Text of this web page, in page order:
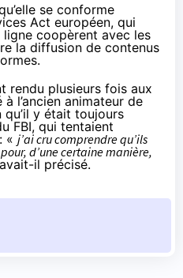
se conforme
Act européen, qui
coopèrent avec les
la diffusion de contenus
rendu plusieurs fois aux
l’ancien animateur de
qu’il y était toujours
FBI, qui tentaient
« j’ai cru comprendre qu’ils
d’une certaine manière,
il précisé.